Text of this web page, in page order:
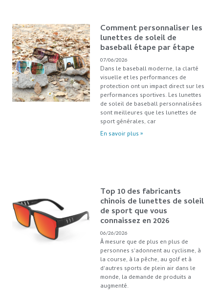
Comment personnaliser les
lunettes de soleil de
baseball étape par étape
07/06/2026
Dans le baseball moderne, la clarté
visuelle et les performances de
protection ont un impact direct sur les
performances sportives. Les lunettes
de soleil de baseball personnalisées
sont meilleures que les lunettes de
sport générales, car
En savoir plus »
Top 10 des fabricants
chinois de lunettes de soleil
de sport que vous
connaissez en 2026
06/26/2026
À mesure que de plus en plus de
personnes s'adonnent au cyclisme, à
la course, à la pêche, au golf et à
d'autres sports de plein air dans le
monde, la demande de produits a
augmenté.